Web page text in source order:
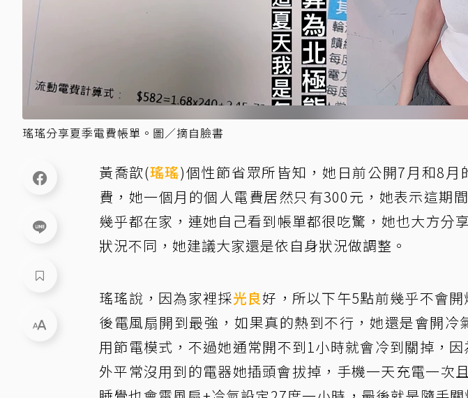
瑤瑤分享夏季電費帳單。圖／摘自臉書
黃喬歆(瑤瑤)個性節省眾所皆知，她日前公開7月和8月
費，她一個月的個人電費居然只有300元，她表示這期
幾乎都在家，連她自己看到帳單都很吃驚，她也大方分
狀況不同，她建議大家還是依自身狀況做調整。
瑤瑤說，因為家裡採光良好，所以下午5點前幾乎不會
後電風扇開到最強，如果真的熱到不行，她還是會開冷
用節電模式，不過她通常開不到1小時就會冷到關掉，
外平常沒用到的電器她插頭會拔掉，手機一天充電一次